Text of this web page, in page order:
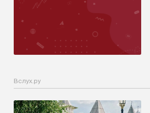
Вслух.ру